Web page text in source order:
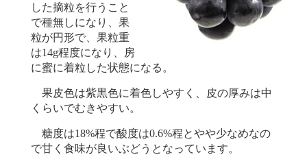
した摘粒を行うこと
で種無しになり、果
粒が円形で、果粒重
は14g程度になり、房
に蜜に着粒した状態になる。
果皮色は紫黒色に着色しやすく、皮の厚みは中
くらいでむきやすい。
糖度は18%程で酸度は0.6%程とやや少なめなの
で甘く食味が良いぶどうとなっています。